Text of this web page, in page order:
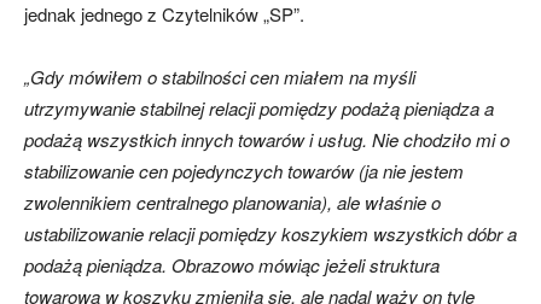
jednak jednego z Czytelników „SP”.
„Gdy mówiłem o stabilności cen miałem na myśli
utrzymywanie stabilnej relacji pomiędzy podażą pieniądza a
podażą wszystkich innych towarów i usług. Nie chodziło mi o
stabilizowanie cen pojedynczych towarów (ja nie jestem
zwolennikiem centralnego planowania), ale właśnie o
ustabilizowanie relacji pomiędzy koszykiem wszystkich dóbr a
podażą pieniądza. Obrazowo mówiąc jeżeli struktura
towarowa w koszyku zmieniła się, ale nadal waży on tyle